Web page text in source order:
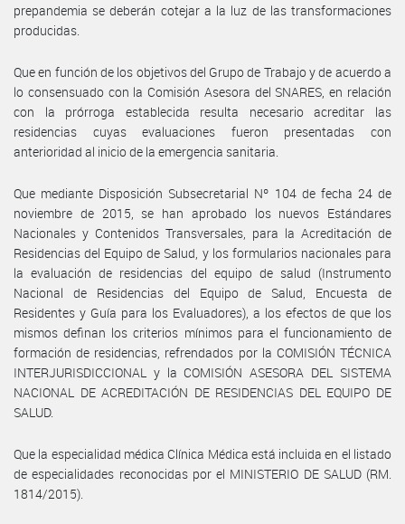
prepandemia se deberán cotejar a la luz de las transformaciones
producidas.
Que en función de los objetivos del Grupo de Trabajo y de acuerdo a
lo consensuado con la Comisión Asesora del SNARES, en relación
con la prórroga establecida resulta necesario acreditar las
residencias cuyas evaluaciones fueron presentadas con
anterioridad al inicio de la emergencia sanitaria.
Que mediante Disposición Subsecretarial Nº 104 de fecha 24 de
noviembre de 2015, se han aprobado los nuevos Estándares
Nacionales y Contenidos Transversales, para la Acreditación de
Residencias del Equipo de Salud, y los formularios nacionales para
la evaluación de residencias del equipo de salud (Instrumento
Nacional de Residencias del Equipo de Salud, Encuesta de
Residentes y Guía para los Evaluadores), a los efectos de que los
mismos definan los criterios mínimos para el funcionamiento de
formación de residencias, refrendados por la COMISIÓN TÉCNICA
INTERJURISDICCIONAL y la COMISIÓN ASESORA DEL SISTEMA
NACIONAL DE ACREDITACIÓN DE RESIDENCIAS DEL EQUIPO DE
SALUD.
Que la especialidad médica Clínica Médica está incluida en el listado
de especialidades reconocidas por el MINISTERIO DE SALUD (RM.
1814/2015).